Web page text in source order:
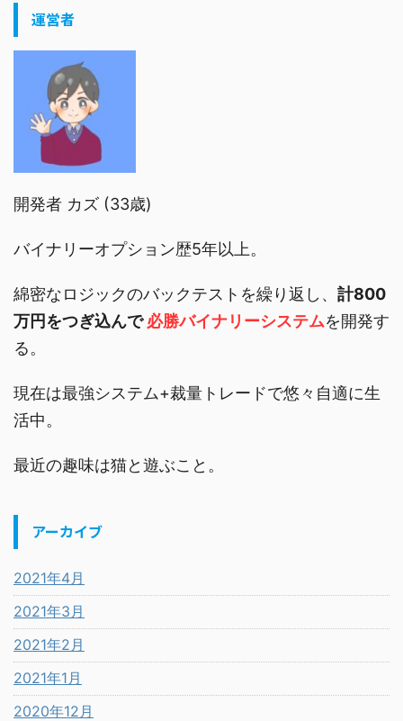
運営者
開発者 カズ (33歳)
バイナリーオプション歴5年以上。
綿密なロジックのバックテストを繰り返し、 計800
万円をつぎ込んで必勝バイナリーシステムを開発す
る。
現在は最強システム+裁量トレードで悠々自適に生
活中。
最近の趣味は猫と遊ぶこと。
アーカイブ
2021年4月
2021年3月
2021年2月
2021年1月
2020年12月